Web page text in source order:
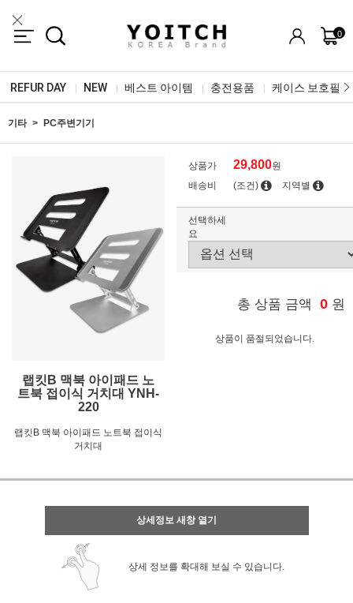
0
REFUR DAY NEW 베스트 아이템 충전용품 케이스 보호필름
기타 PC주변기기
랩킷B 맥북 아이패드 노
트북 접이식 거치대 YNH-
220
랩킷B 맥북 아이패드 노트북 접이식
거치대
상품가 29,800원
배송비
(조건) 지역별
선택하세
요
총 상품 금액 0 원
상품이 품절되었습니다.
상세정보 새창 열기
상세 정보를 확대해 보실 수 있습니다.